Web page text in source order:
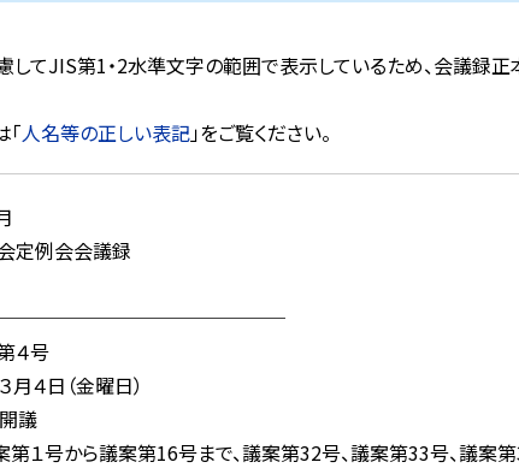
してJIS第1・2水準文字の範囲で表示しているため、会議録正
人名等の正しい表記」をご覧ください。
定例会会議録
４号
４日（金曜日）
議
１号から議案第16号まで、議案第32号、議案第33号、